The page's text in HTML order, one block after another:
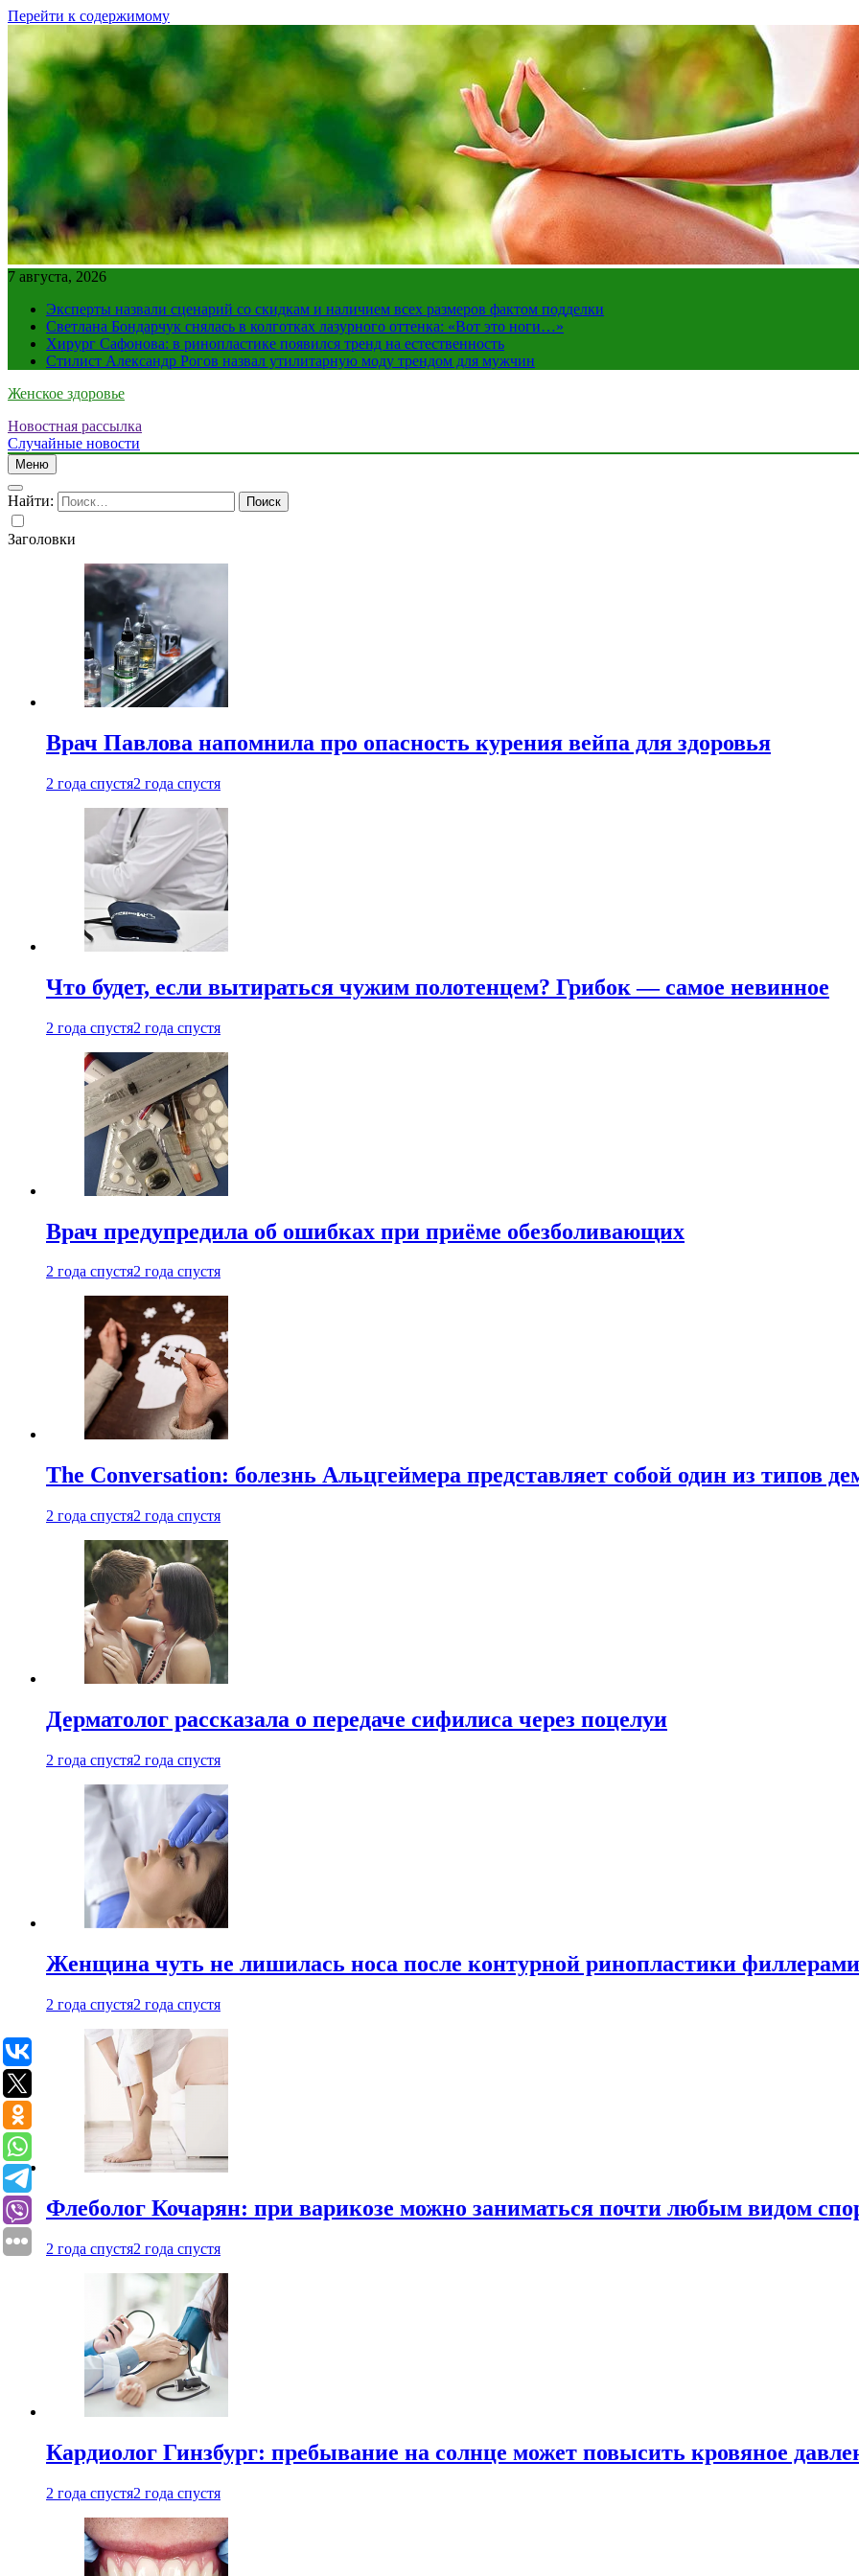
Перейти к содержимому
7 августа, 2026
Эксперты назвали сценарий со скидкам и наличием всех размеров фактом подделки
Светлана Бондарчук снялась в колготках лазурного оттенка: «Вот это ноги…»
Хирург Сафонова: в ринопластике появился тренд на естественность
Стилист Александр Рогов назвал утилитарную моду трендом для мужчин
Женское здоровье
Новостная рассылка
Случайные новости
Меню
Найти:
Заголовки
Врач Павлова напомнила про опасность курения вейпа для здоровья
2 года спустя2 года спустя
Что будет, если вытираться чужим полотенцем? Грибок — самое невинное
2 года спустя2 года спустя
Врач предупредила об ошибках при приëме обезболивающих
2 года спустя2 года спустя
The Conversation: болезнь Альцгеймера представляет собой один из типов
2 года спустя2 года спустя
Дерматолог рассказала о передаче сифилиса через поцелуи
2 года спустя2 года спустя
Женщина чуть не лишилась носа после контурной ринопластики филлерами
2 года спустя2 года спустя
Флеболог Кочарян: при варикозе можно заниматься почти любым видом
2 года спустя2 года спустя
Кардиолог Гинзбург: пребывание на солнце может повысить кровяное
2 года спустя2 года спустя